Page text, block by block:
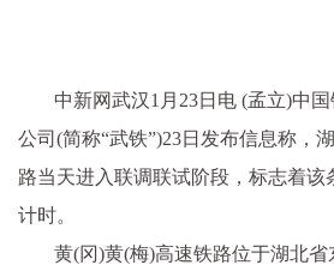
中新网武汉1月23日电 (孟立)中
公司(简称“武铁”)23日发布信息称，
路当天进入联调联试阶段，标志着该
计时。
黄(冈)黄(梅)高速铁路位于湖北